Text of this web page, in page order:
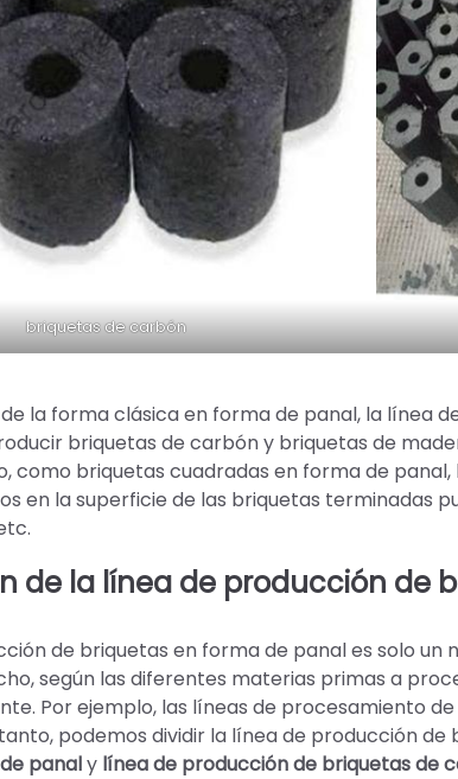
briquetas de carbón
la forma clásica en forma de panal, la línea
briquetas de carbón y briquetas de
como briquetas cuadradas en forma de
en la superficie de las briquetas terminadas
de la línea de producción de
de briquetas en forma de panal es solo
según las diferentes materias primas a
Por ejemplo, las líneas de procesamiento
podemos dividir la línea de producción de
panaly línea de producción de briquetas de